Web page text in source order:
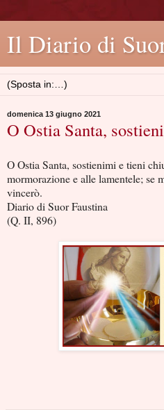
Il Diario di
domenica 13 giugno 2021
O Ostia Santa,
O Ostia Santa, sostienimi e tieni
mormorazione e alle lamentele; se
vincerò.
Diario di Suor Faustina
(Q. II, 896)